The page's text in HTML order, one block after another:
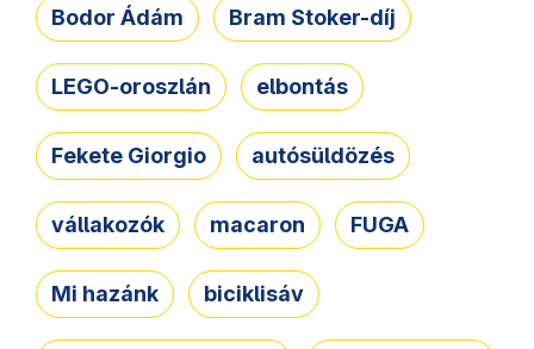
Bodor Ádám Bram Stoker-díj
LEGO-oroszlán elbontás
Fekete Giorgio autósüldözés
vállakozók macaron FUGA
Mi hazánk biciklisáv